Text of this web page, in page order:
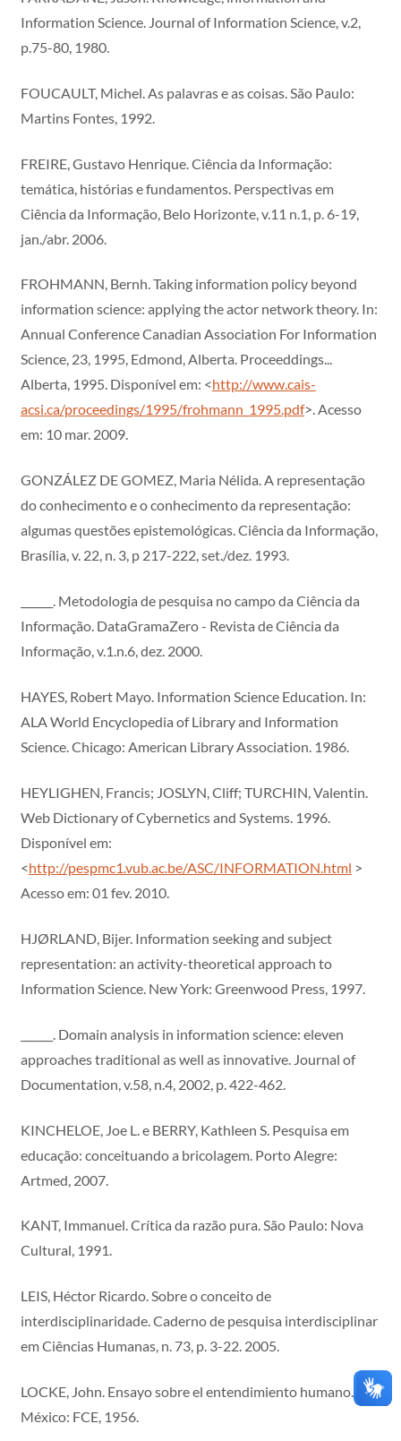
Information Science. Journal of Information Science, v.2,
p.75-80, 1980.
FOUCAULT, Michel. As palavras e as coisas. São Paulo:
Martins Fontes, 1992.
FREIRE, Gustavo Henrique. Ciência da Informação:
temática, histórias e fundamentos. Perspectivas em
Ciência da Informação, Belo Horizonte, v.11 n.1, p. 6-19,
jan./abr. 2006.
FROHMANN, Bernh. Taking information policy beyond
information science: applying the actor network theory. In:
Annual Conference Canadian Association For Information
Science, 23, 1995, Edmond, Alberta. Proceeddings...
Alberta, 1995. Disponível em: <http://www.cais-
acsi.ca/proceedings/1995/frohmann_1995.pdf>. Acesso
em: 10 mar. 2009.
GONZÁLEZ DE GOMEZ, Maria Nélida. A representação
do conhecimento e o conhecimento da representação:
algumas questões epistemológicas. Ciência da Informação,
Brasília, v. 22, n. 3, p 217-222, set./dez. 1993.
______. Metodologia de pesquisa no campo da Ciência da
Informação. DataGramaZero - Revista de Ciência da
Informação, v.1.n.6, dez. 2000.
HAYES, Robert Mayo. Information Science Education. In:
ALA World Encyclopedia of Library and Information
Science. Chicago: American Library Association. 1986.
HEYLIGHEN, Francis; JOSLYN, Cliff; TURCHIN, Valentin.
Web Dictionary of Cybernetics and Systems. 1996.
Disponível em:
<http://pespmc1.vub.ac.be/ASC/INFORMATION.html >
Acesso em: 01 fev. 2010.
HJØRLAND, Bijer. Information seeking and subject
representation: an activity-theoretical approach to
Information Science. New York: Greenwood Press, 1997.
______. Domain analysis in information science: eleven
approaches traditional as well as innovative. Journal of
Documentation, v.58, n.4, 2002, p. 422-462.
KINCHELOE, Joe L. e BERRY, Kathleen S. Pesquisa em
educação: conceituando a bricolagem. Porto Alegre:
Artmed, 2007.
KANT, Immanuel. Crítica da razão pura. São Paulo: Nova
Cultural, 1991.
LEIS, Héctor Ricardo. Sobre o conceito de
interdisciplinaridade. Caderno de pesquisa interdisciplinar
em Ciências Humanas, n. 73, p. 3-22. 2005.
LOCKE, John. Ensayo sobre el entendimiento humano.
México: FCE, 1956.